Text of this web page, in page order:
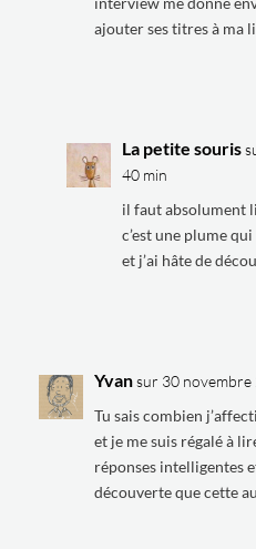
ajouter ses titres à ma
La petite souris
40 min
il faut absolument
c’est une plume
et j’ai hâte de
Yvan sur 30 novembre
Tu sais combien
et je me suis régalé à
réponses intelligentes
découverte que cette